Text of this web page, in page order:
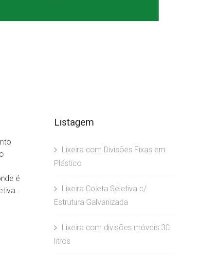
é
Listagem
Lixeira com Divisões Fixas em
Plástico
Lixeira Coleta Seletiva c/
Estrutura Galvanizada
Lixeira com divisões móveis 30
litros